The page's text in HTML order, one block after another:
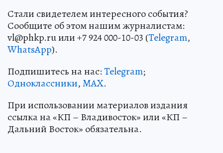
Стали свидетелем интересного события?
Сообщите об этом нашим журналистам:
vl@phkp.ru или +7 924 000-10-03 (Telegram,
WhatsApp).
Подпишитесь на нас:Telegram;
Одноклассники,MAX.
При использовании материалов издания
ссылка на «КП – Владивосток» или «КП –
Дальний Восток» обязательна.